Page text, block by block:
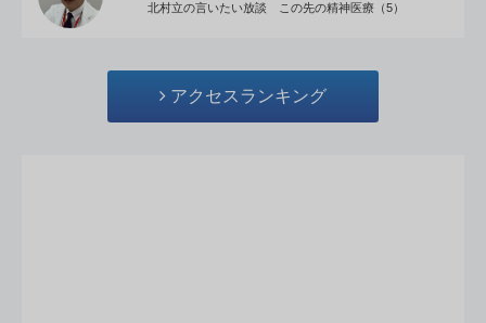
北村立の言いたい放談 この先の精神医療（5）
アクセスランキング